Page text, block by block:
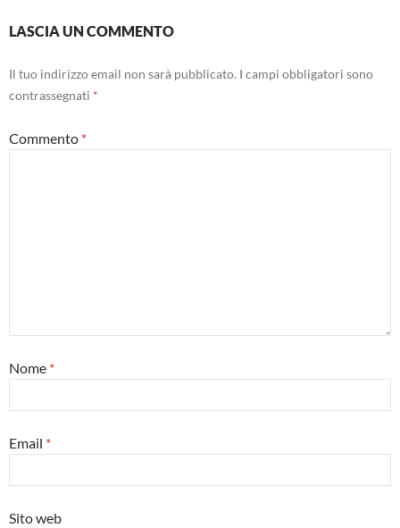
LASCIA UN COMMENTO
Il tuo indirizzo email non sarà pubblicato. I campi obbligatori sono
contrassegnati *
Commento *
Nome *
Email *
Sito web